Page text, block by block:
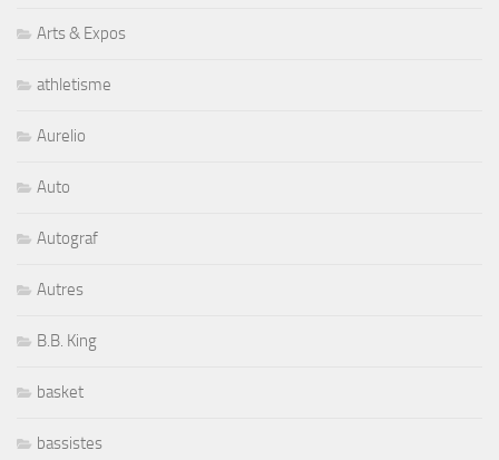
Arts & Expos
athletisme
Aurelio
Auto
Autograf
Autres
B.B. King
basket
bassistes